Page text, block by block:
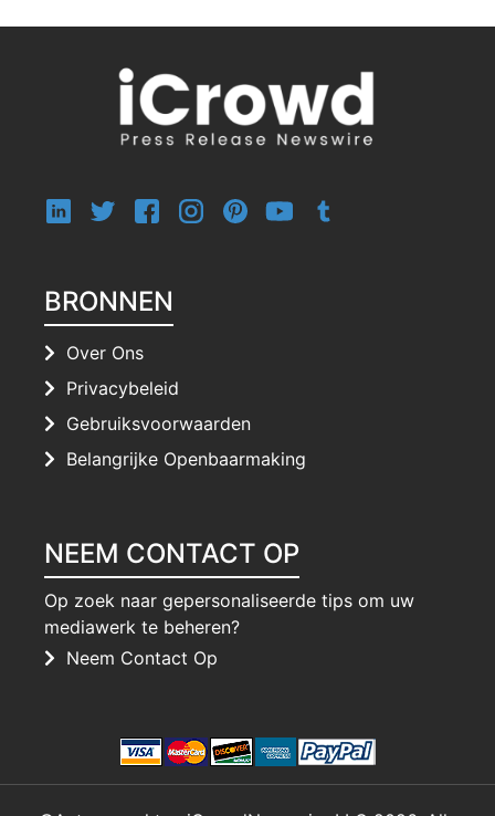
BRONNEN
Over Ons
Privacybeleid
Gebruiksvoorwaarden
Belangrijke Openbaarmaking
NEEM CONTACT OP
Op zoek naar gepersonaliseerde tips om uw
mediawerk te beheren?
Neem Contact Op